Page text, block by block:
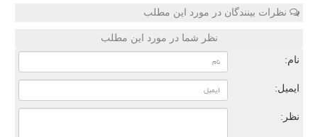
نظرات بینندگان در مورد این مطلب
نظر شما در مورد این مطلب
نام:
ایمیل:
نظر: